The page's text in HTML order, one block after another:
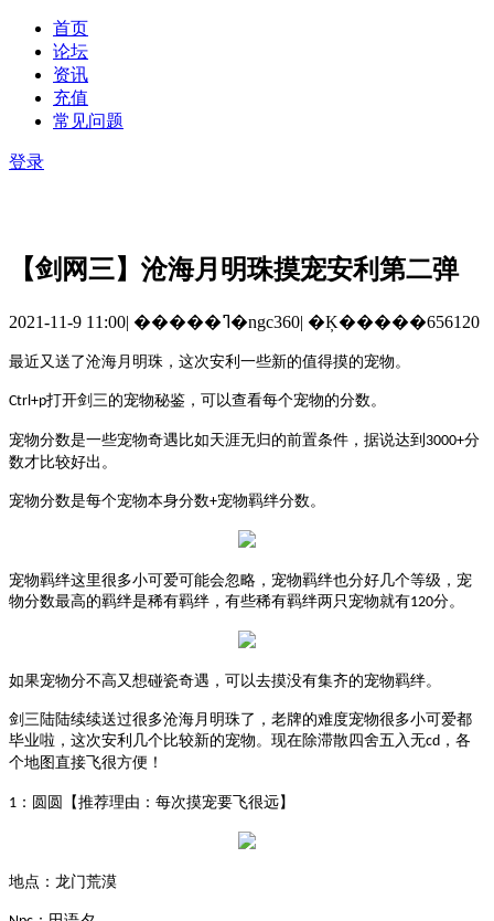
首页
论坛
资讯
充值
常见问题
登录
【剑网三】沧海月明珠摸宠安利第二弹
2021-11-9 11:00| �����ߣ�ngc360| �Ķ�����656120
最近又送了沧海月明珠，这次安利一些新的值得摸的宠物。
Ctrl+p打开剑三的宠物秘鉴，可以查看每个宠物的分数。
宠物分数是一些宠物奇遇比如天涯无归的前置条件，据说达到 3000+分
数才比较好出。
宠物分数是每个宠物本身分数+宠物羁绊分数。
宠物羁绊这里很多小可爱可能会忽略，宠物羁绊也分好几个等级，宠
物分数最高的羁绊是稀有羁绊，有些稀有羁绊两只宠物就有120分。
如果宠物分不高又想碰瓷奇遇，可以去摸没有集齐的宠物羁绊。
剑三陆陆续续送过很多沧海月明珠了，老牌的难度宠物很多小可爱都
毕业啦，这次安利几个比较新的宠物。现在除滞散四舍五入无cd ，各
个地图直接飞很方便！
1 ：圆圆【推荐理由：每次摸宠要飞很远】
地点：龙门荒漠